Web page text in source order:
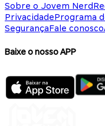
Sobre o Jovem Nerd
PrivacidadePrograma
SegurançaFale conosco
Baixe o nosso APP